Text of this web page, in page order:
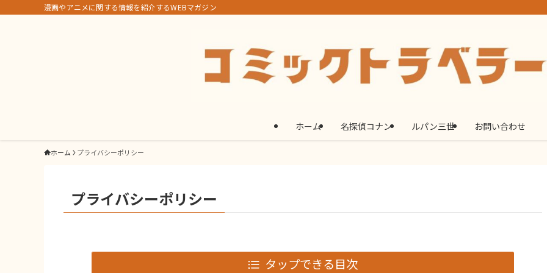
漫画やアニメに関する情報を紹介するWEBマガジン
ホーム 名探偵コナン ルパン三世 お問い合わせ
ホーム プライバシーポリシー
プライバシーポリシー
タップできる目次